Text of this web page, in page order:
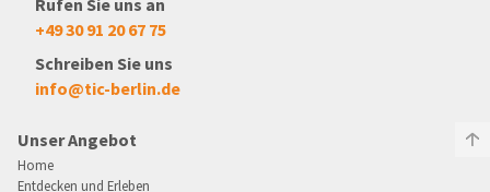
Rufen Sie uns an
+49 30 91 20 67 75
Schreiben Sie uns
info@tic-berlin.de
Unser Angebot
Home
Entdecken und Erleben